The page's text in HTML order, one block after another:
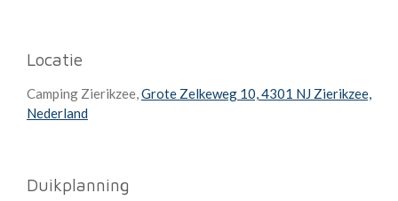
Locatie
Camping Zierikzee, Grote Zelkeweg 10, 4301 NJ Zierikzee,
Nederland
Duikplanning